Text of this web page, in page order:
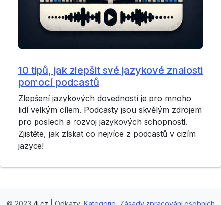
10 tipů, jak zlepšit své jazykové znalosti
pomocí podcastů
Zlepšení jazykových dovedností je pro mnoho
lidí velkým cílem. Podcasty jsou skvělým zdrojem
pro poslech a rozvoj jazykových schopností.
Zjistěte, jak získat co nejvíce z podcastů v cizím
jazyce!